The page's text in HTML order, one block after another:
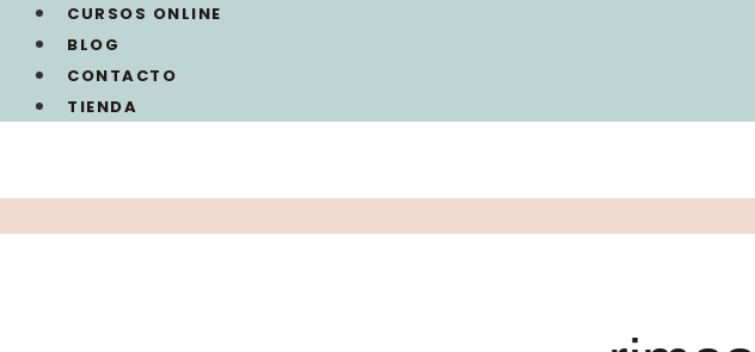
CURSOS ONLINE
BLOG
CONTACTO
TIENDA